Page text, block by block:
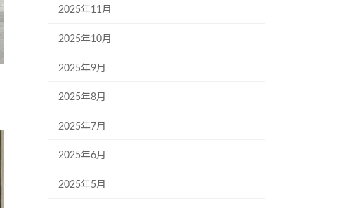
2025年11月
2025年10月
2025年9月
2025年8月
2025年7月
2025年6月
2025年5月